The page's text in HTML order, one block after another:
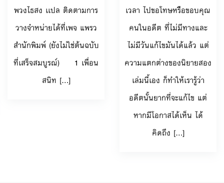
พวงไธสง เเปล ติดตามการ
วางจำหน่ายได้ที่เพจ แพรว
สำนักพิมพ์ (ยังไม่ใช่ต้นฉบับ
ที่เสร็จสมบูรณ์) 1 เพื่อน
สนิท [...]
เวลา ไปขอโทษหรือขอบคุณ
คนในอดีต ที่ไม่มีทางและ
ไม่มีวันแก้ไขมันได้แล้ว แต่
ความแตกต่างของนิยายสอง
เล่มนี้เอง ก็ทำให้เรารู้ว่า
อดีตนั้นยากที่จะแก้ไข แต่
หากมีโอกาสได้เห็น ได้
คิดถึง [...]